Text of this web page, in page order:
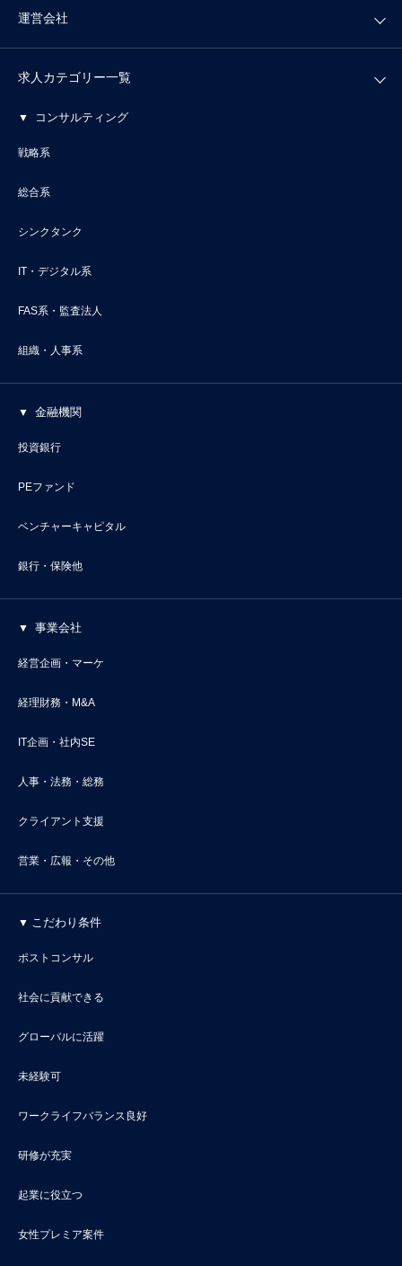
運営会社
求人カテゴリー一覧
コンサルティング
戦略系
総合系
シンクタンク
IT・デジタル系
FAS系・監査法人
組織・人事系
金融機関
投資銀行
PEファンド
ベンチャーキャピタル
銀行・保険他
事業会社
経営企画・マーケ
経理財務・M&A
IT企画・社内SE
人事・法務・総務
クライアント支援
営業・広報・その他
こだわり条件
ポストコンサル
社会に貢献できる
グローバルに活躍
未経験可
ワークライフバランス良好
研修が充実
起業に役立つ
女性プレミア案件